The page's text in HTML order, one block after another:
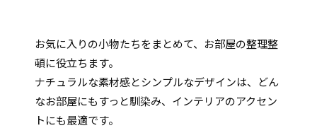
お気に入りの小物たちをまとめて、お部屋の整理整
頓に役立ちます。
ナチュラルな素材感とシンプルなデザインは、どん
なお部屋にもすっと馴染み、インテリアのアクセン
トにも最適です。